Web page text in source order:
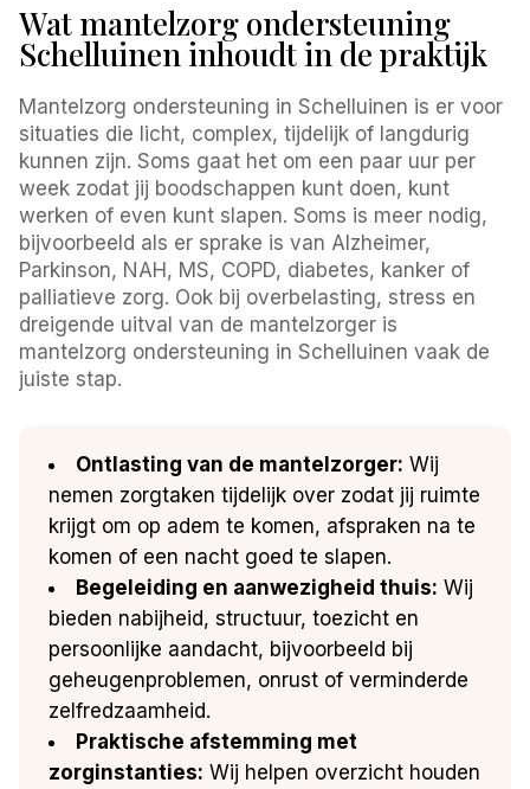
Wat mantelzorg ondersteuning
Schelluinen inhoudt in de praktijk
Mantelzorg ondersteuning in Schelluinen is er voor
situaties die licht, complex, tijdelijk of langdurig
kunnen zijn. Soms gaat het om een paar uur per
week zodat jij boodschappen kunt doen, kunt
werken of even kunt slapen. Soms is meer nodig,
bijvoorbeeld als er sprake is van Alzheimer,
Parkinson, NAH, MS, COPD, diabetes, kanker of
palliatieve zorg. Ook bij overbelasting, stress en
dreigende uitval van de mantelzorger is
mantelzorg ondersteuning in Schelluinen vaak de
juiste stap.
Ontlasting van de mantelzorger: Wij
nemen zorgtaken tijdelijk over zodat jij ruimte
krijgt om op adem te komen, afspraken na te
komen of een nacht goed te slapen.
Begeleiding en aanwezigheid thuis: Wij
bieden nabijheid, structuur, toezicht en
persoonlijke aandacht, bijvoorbeeld bij
geheugenproblemen, onrust of verminderde
zelfredzaamheid.
Praktische afstemming met
zorginstanties: Wij helpen overzicht houden